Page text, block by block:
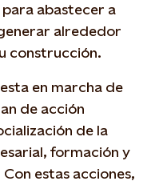
abastecer a
alrededor
construcción.
en marcha de
de acción
de la
formación y
estas acciones,